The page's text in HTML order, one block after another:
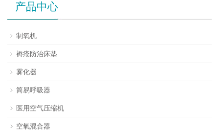
产品中心
制氧机
褥疮防治床垫
雾化器
简易呼吸器
医用空气压缩机
空氧混合器